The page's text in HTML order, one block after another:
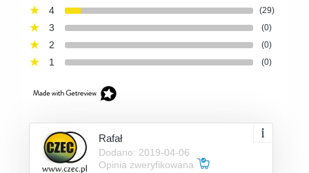
4 (29)
3 (0)
2 (0)
1 (0)
Rafał
Dodano: 2019-04-06
Opinia zweryfikowana